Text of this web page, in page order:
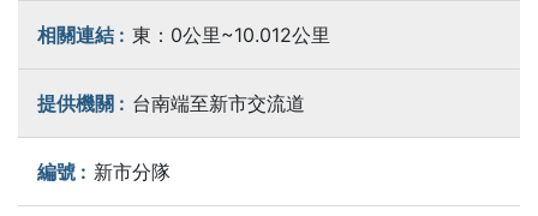
東：0公里~10.012公里
台南端至新市交流道
新市分隊